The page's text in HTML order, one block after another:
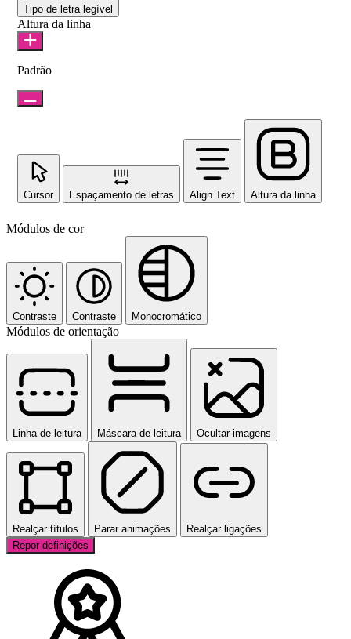
Tipo de letra legível
Altura da linha
Padrão
Cursor Espaçamento de letras Align Text Altura da linha
Módulos de cor
Contraste Contraste Monocromático
Módulos de orientação
Linha de leitura Máscara de leitura Ocultar imagens
Realçar títulos Parar animações
Realçar ligações
Repor definições